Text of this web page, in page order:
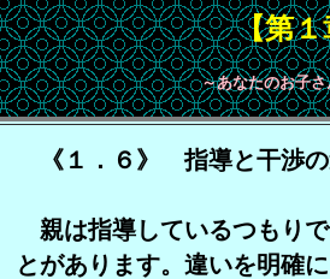
【第１
～あなたのお子
《１．６》 指導と干渉の
親は指導しているつもり
とがあります。違いを明確